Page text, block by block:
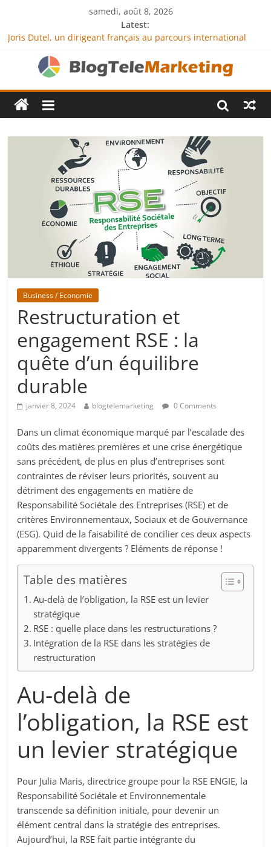
samedi, août 8, 2026
Latest:
Joris Dutel, un dirigeant français au parcours international
Agria Assurance Animaux : comment l’entreprise se
démarque-t-elle de la concurrence ?
JCA Academy : l’excellence au service de l’indépendance
financière
Denis Bouclon : la diplomatie éducative comme moteur de
Next Terra International : des solutions logistiques au service
du commerce international
Business / Economie
Restructuration et
engagement RSE : la
quête d’un équilibre
durable
janvier 8, 2024 blogtelemarketing 0 Comments
Dans un climat économique marqué par l’escalade des
coûts des matières premières et une crise énergétique
sans précédent, de plus en plus d’entreprises sont
contraintes de réviser leurs priorités, souvent au
détriment des engagements en matière de
Responsabilité Sociétale des Entreprises (RSE) et de
critères Environnementaux, Sociaux et de Gouvernance
(ESG). Quid de la faisabilité de concilier ces deux aspects
apparemment divergents ? Eléments de réponse !
Table des matières
Au-delà de l’obligation, la RSE est un levier
stratégique
RSE : quelle place dans les restructurations ?
Intégration de la RSE dans les stratégies de
restructuration
Au-delà de
l’obligation, la RSE est
un levier stratégique
Pour Julia Maris, directrice groupe pour la RSE ENGIE, la
Responsabilité Sociétale et Environnementale
transcende sa définition initiale, pour devenir un
élément central dans la stratégie des entreprises.
Aujourd’hui, la RSE fait partie intégrante du